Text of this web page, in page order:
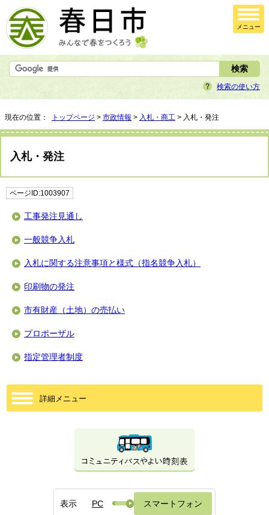
メニュー
検索の使い方
現在の位置： トップページ > 市政情報 > 入札・商工 > 入札・発注
入札・発注
ページID:1003907
工事発注見通し
一般競争入札
入札に関する注意事項と様式（指名競争入札）
印刷物の発注
市有財産（土地）の売払い
プロポーザル
指定管理者制度
詳細メニュー
表示 PC スマートフォン